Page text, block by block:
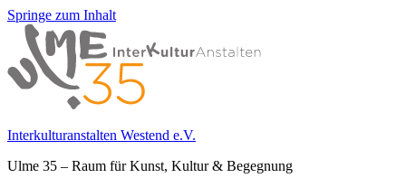
Springe zum Inhalt
Interkulturanstalten Westend e.V.
Ulme 35 – Raum für Kunst, Kultur & Begegnung